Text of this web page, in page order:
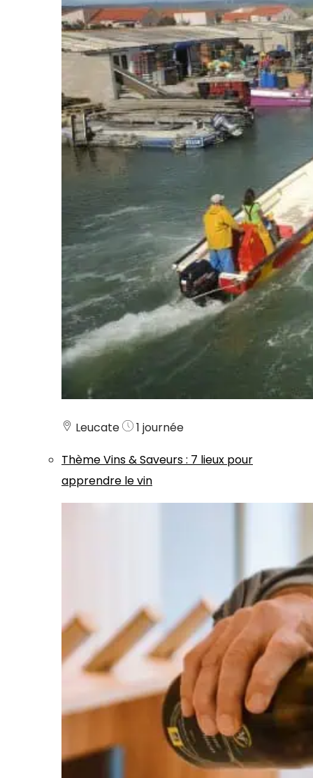
Leucate
1 journée
ThèmeVins & Saveurs: 7 lieux pour
apprendre le vin